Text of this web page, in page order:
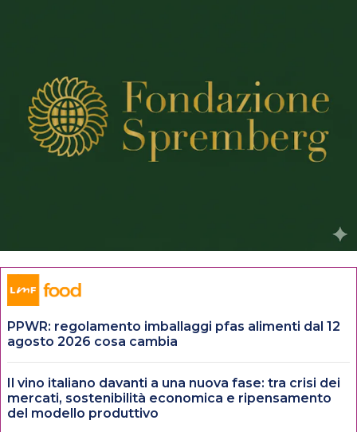
PPWR: regolamento imballaggi pfas alimenti dal 12
agosto 2026 cosa cambia
Il vino italiano davanti a una nuova fase: tra crisi dei
mercati, sostenibilità economica e ripensamento
del modello produttivo